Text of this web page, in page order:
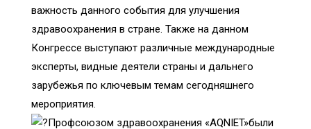
важность данного события для улучшения
здравоохранения в стране. Также на данном
Конгрессе выступают различные международные
эксперты, видные деятели страны и дальнего
зарубежья по ключевым темам сегодняшнего
мероприятия.
Профсоюзом здравоохранения «AQNIET»были